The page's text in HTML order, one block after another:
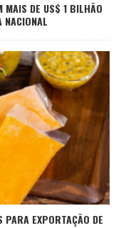
MAIS DE US$ 1 BILHÃO
NACIONAL
EXPORTAÇÃO DE